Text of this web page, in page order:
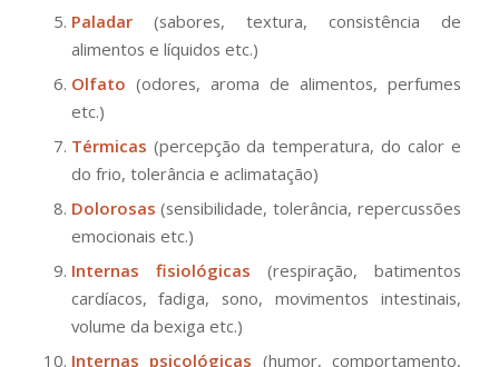
Paladar(sabores, textura, consistência de
alimentos e líquidos etc.)
Olfato (odores, aroma de alimentos, perfumes
etc.)
Térmicas (percepção da temperatura, do calor e
do frio, tolerância e aclimatação)
Dolorosas (sensibilidade, tolerância, repercussões
emocionais etc.)
Internas fisiológicas (respiração, batimentos
cardíacos, fadiga, sono, movimentos intestinais,
volume da bexiga etc.)
Internas psicológicas (humor, comportamento,